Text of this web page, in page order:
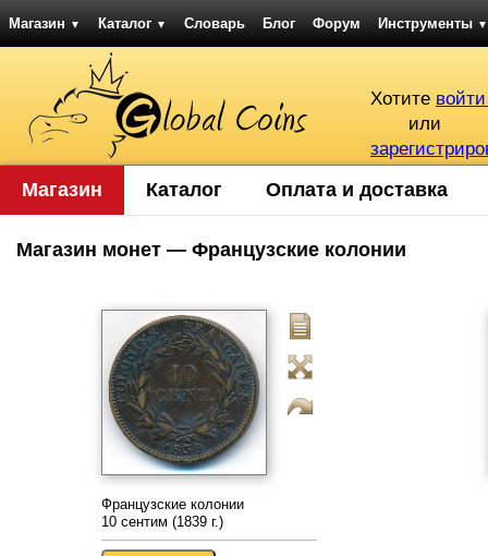
Магазин ▼ Каталог ▼ Словарь Блог Форум Инструменты ▼
Хотите
или
Магазин Каталог Оплата и доставка
Магазин монет — Французские колонии
Французские колонии
10 сентим (1839 г.)